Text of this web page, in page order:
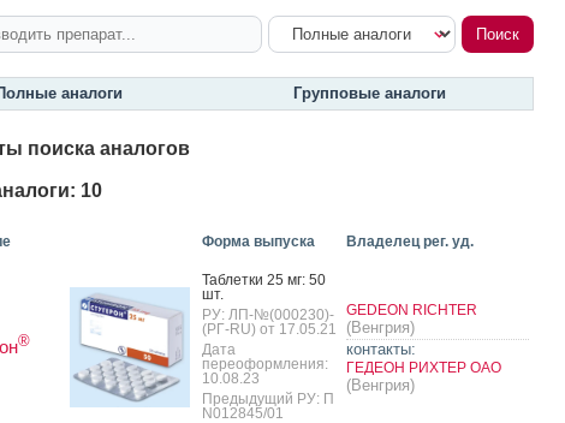
аналоги Групповые аналоги
поиска аналогов
10
Форма выпуска Владелец рег. уд.
®
Таб­летки 25 мг: 50
шт.
РУ: ЛП-№(000230)-
(РГ-RU) от 17.05.21
Дата
переоформления:
10.08.23
Предыдущий РУ: П
N012845/01
GEDEON RICHTER
(Венгрия)
контакты:
ГЕДЕОН РИХТЕР ОАО
(Венгрия)